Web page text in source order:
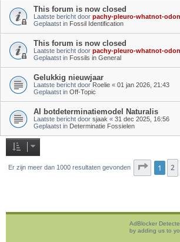
This forum is now closed
Laatste bericht door pachy-pleuro-whatnot-odon
Geplaatst in Fossil Identification
This forum is now closed
Laatste bericht door pachy-pleuro-whatnot-odon
Geplaatst in Fossils in General
Gelukkig nieuwjaar
Laatste bericht door Roelie « 01 jan 2026, 21:43
Geplaatst in Off-Topic
AI botdeterminatiemodel Naturalis
Laatste bericht door sjaak « 31 dec 2025, 16:56
Geplaatst in Determinatie Fossielen
Er zijn meer dan 1000 resultaten gevonden Pagina1
1 2
AdBlocker
by adding us to